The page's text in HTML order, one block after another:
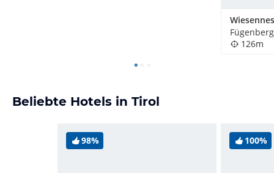
126m
Beliebte Hotels in Tirol
98% 100%